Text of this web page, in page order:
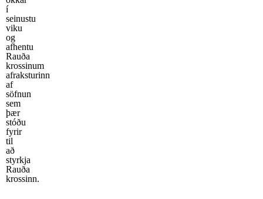
í
seinustu
viku
og
afhentu
Rauða
krossinum
afraksturinn
af
söfnun
sem
þær
stóðu
fyrir
til
að
styrkja
Rauða
krossinn.